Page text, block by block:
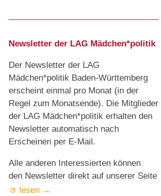
Newsletter der LAG Mädchen*politik
Der Newsletter der LAG
Mädchen*politik Baden-Württemberg
erscheint einmal pro Monat (in der
Regel zum Monatsende). Die Mitglieder
der LAG Mädchen*politik erhalten den
Newsletter automatisch nach
Erscheinen per E-Mail.
Alle anderen Interessierten können
den Newsletter direkt auf unserer Seite
lesen →